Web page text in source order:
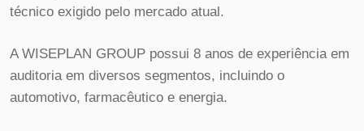
técnico exigido pelo mercado atual.
A WISEPLAN GROUP possui 8 anos de experiência em
auditoria em diversos segmentos, incluindo o
automotivo, farmacêutico e energia.